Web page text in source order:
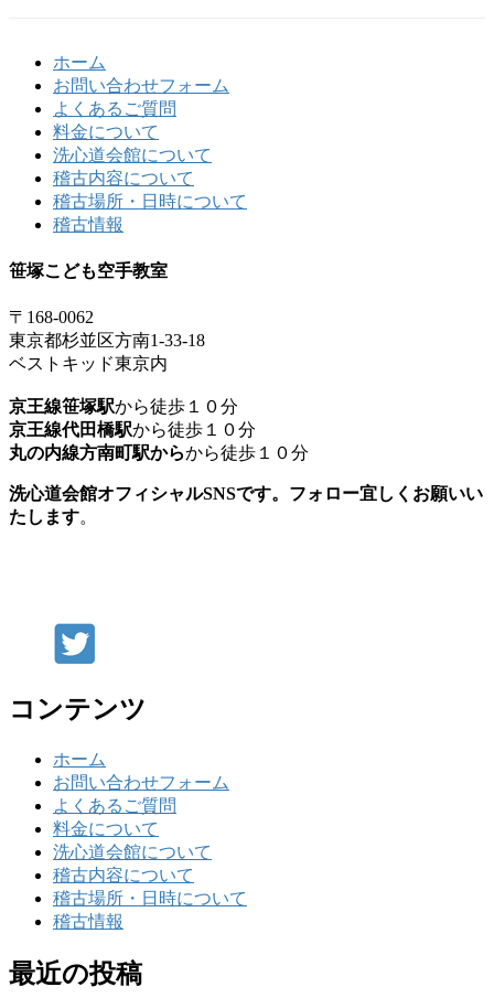
ホーム
お問い合わせフォーム
よくあるご質問
料金について
洗心道会館について
稽古内容について
稽古場所・日時について
稽古情報
笹塚こども空手教室
〒168-0062
東京都杉並区方南1-33-18
ベストキッド東京内
京王線笹塚駅から徒歩１０分
京王線代田橋駅から徒歩１０分
丸の内線方南町駅からから徒歩１０分
洗心道会館オフィシャルSNSです。フォロー宜しくお願いい
たします。
コンテンツ
ホーム
お問い合わせフォーム
よくあるご質問
料金について
洗心道会館について
稽古内容について
稽古場所・日時について
稽古情報
最近の投稿